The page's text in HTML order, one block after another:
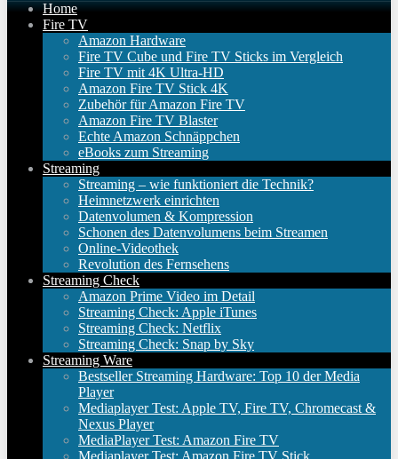
Home
Fire TV
Amazon Hardware
Fire TV Cube und Fire TV Sticks im Vergleich
Fire TV mit 4K Ultra-HD
Amazon Fire TV Stick 4K
Zubehör für Amazon Fire TV
Amazon Fire TV Blaster
Echte Amazon Schnäppchen
eBooks zum Streaming
Streaming
Streaming – wie funktioniert die Technik?
Heimnetzwerk einrichten
Datenvolumen & Kompression
Schonen des Datenvolumens beim Streamen
Online-Videothek
Revolution des Fernsehens
Streaming Check
Amazon Prime Video im Detail
Streaming Check: Apple iTunes
Streaming Check: Netflix
Streaming Check: Snap by Sky
Streaming Ware
Bestseller Streaming Hardware: Top 10 der Media
Player
Mediaplayer Test: Apple TV, Fire TV, Chromecast &
Nexus Player
MediaPlayer Test: Amazon Fire TV
Mediaplayer Test: Amazon Fire TV Stick